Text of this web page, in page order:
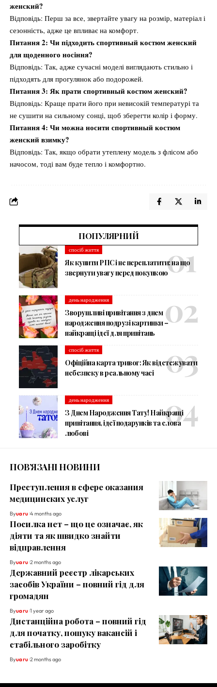
женский?
Відповідь: Перш за все, звертайте увагу на розмір, матеріал і
сезонність, адже це впливає на комфорт.
Питання 2: Чи підходить спортивный костюм женский
для щоденного носіння?
Відповідь: Так, адже сучасні моделі виглядають стильно і
підходять для прогулянок або подорожей.
Питання 3: Як прати спортивный костюм женский?
Відповідь: Краще прати його при невисокій температурі та
не сушити на сильному сонці, щоб зберегти колір і форму.
Питання 4: Чи можна носити спортивный костюм
женский взимку?
Відповідь: Так, якщо обрати утеплену модель з флісом або
начосом, тоді вам буде тепло і комфортно.
ПОПУЛЯРНИЙ
спосіб життя
Як купити РПС і не переплатити: на що
звернути увагу перед покупкою
день народження
Зворушливі привітання з днем
народження подрузі картинки –
найкращі ідеї для привітань
спосіб життя
Офіційна карта тривог: Як відстежувати
небезпеку в реальному часі
день народження
З Днем Народження Тату! Найкращі
привітання, ідеї подарунків та слова
любові
ПОВ’ЯЗАНІ НОВИНИ
Преступления в сфере оказания
медицинских услуг
Byua ru 4 months ago
Посилка нет – що це означає, як
діяти та як швидко знайти
відправлення
Byua ru 2 months ago
Державний реєстр лікарських
засобів України – повний гід для
громадян
Byua ru 1 year ago
Дистанційна робота – повний гід
для початку, пошуку вакансій і
стабільного заробітку
Byua ru 2 months ago